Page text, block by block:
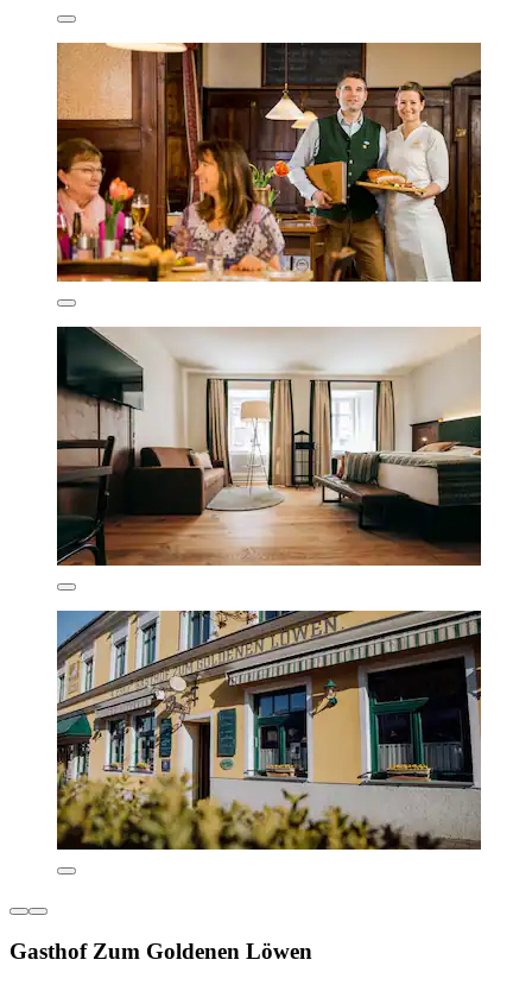
Gasthof Zum Goldenen Löwen